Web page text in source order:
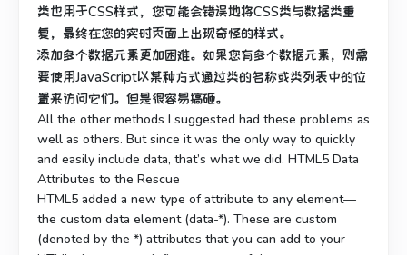
类也用于CSS样式，您可能会错误地将CSS类与数据类重
复，最终在您的实时页面上出现奇怪的样式。
添加多个数据元素更加困难。 如果您有多个数据元素，则需
要使用JavaScript以某种方式通过类的名称或类列表中的位
置来访问它们。 但是很容易搞砸。
All the other methods I suggested had these problems as
well as others. But since it was the only way to quickly
and easily include data, that’s what we did. HTML5 Data
Attributes to the Rescue
HTML5 added a new type of attribute to any element—
the custom data element (data-*). These are custom
(denoted by the *) attributes that you can add to your